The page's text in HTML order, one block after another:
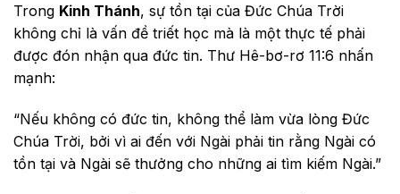
Trong Kinh Thánh, sự tồn tại của Đức Chúa Trời
không chỉ là vấn đề triết học mà là một thực tế phải
được đón nhận qua đức tin. Thư Hê-bơ-rơ 11:6 nhấn
mạnh:
“Nếu không có đức tin, không thể làm vừa lòng Đức
Chúa Trời, bởi vì ai đến với Ngài phải tin rằng Ngài có
tồn tại và Ngài sẽ thưởng cho những ai tìm kiếm Ngài.”